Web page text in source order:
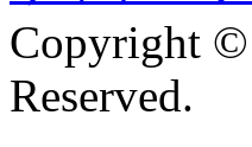
Copyright
Reserved.